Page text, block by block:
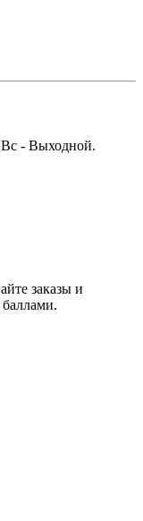
- Выходной.
заказы и